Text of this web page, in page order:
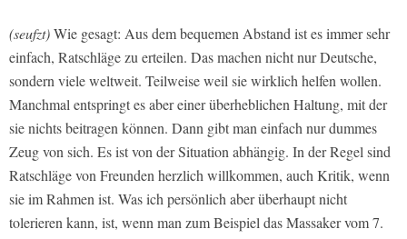
(seufzt)Wie gesagt: Aus dem bequemen Abstand ist es immer sehr
einfach, Ratschläge zu erteilen. Das machen nicht nur Deutsche,
sondern viele weltweit. Teilweise weil sie wirklich helfen wollen.
Manchmal entspringt es aber einer überheblichen Haltung, mit der
sie nichts beitragen können. Dann gibt man einfach nur dummes
Zeug von sich. Es ist von der Situation abhängig. In der Regel sind
Ratschläge von Freunden herzlich willkommen, auch Kritik, wenn
sie im Rahmen ist. Was ich persönlich aber überhaupt nicht
tolerieren kann, ist, wenn man zum Beispiel das Massaker vom 7.